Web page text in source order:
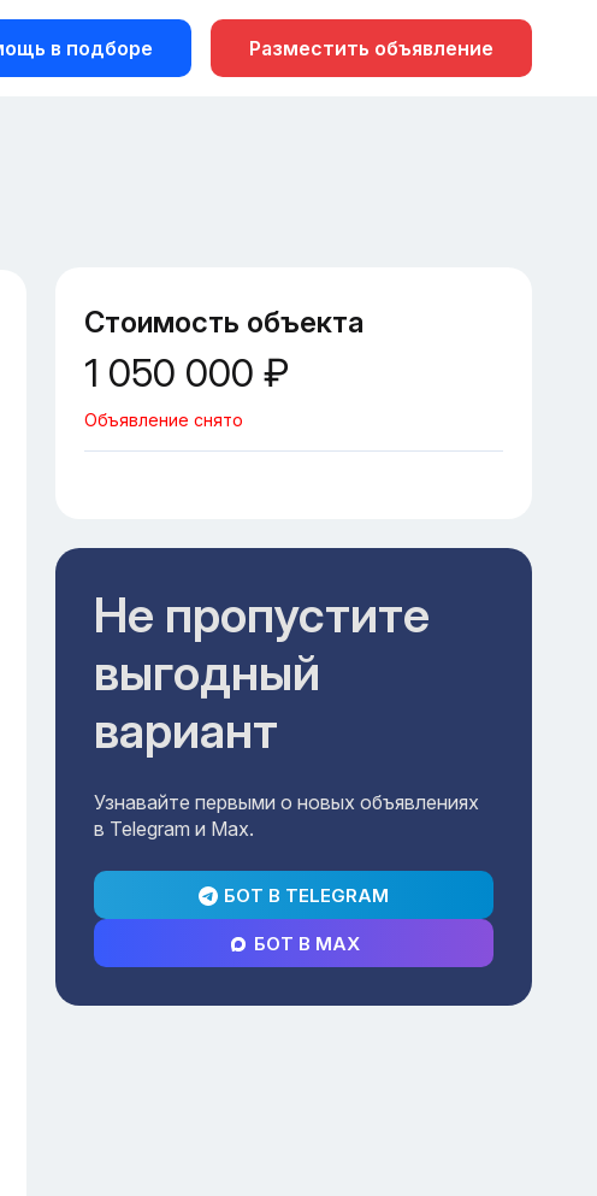
в подборе Разместить объявление
Стоимость объекта
1 050 000 ₽
Объявление снято
Не пропустите
выгодный
вариант
Узнавайте первыми о новых объявлениях
в Telegram и Max.
БОТ В TELEGRAM
БОТ В MAX